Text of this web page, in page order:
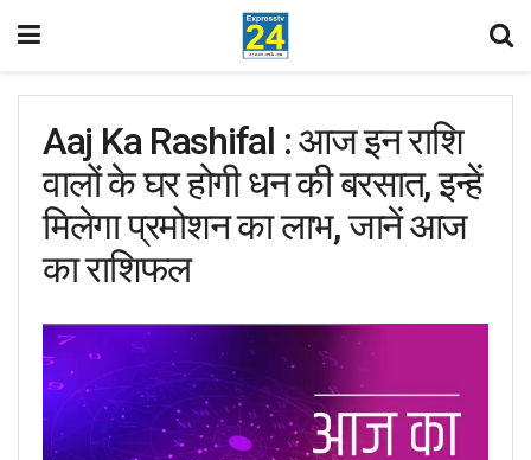
Aaj Ka Rashifal : आज इन राशि
वालों के घर होगी धन की बरसात, इन्हें
मिलेगा प्रमोशन का लाभ, जानें आज
का राशिफल